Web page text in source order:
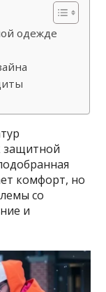
одежде
защитной
комфорт, но
со
и